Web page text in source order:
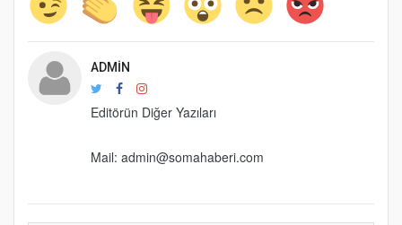
ADMIN
Editörün Diğer Yazıları
Mail: admin@somahaberi.com